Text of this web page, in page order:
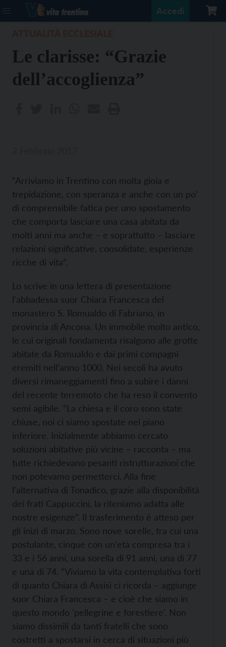
Accedi
Le clarisse: “Grazie
dell’accoglienza”
“Arriviamo in Trentino con molta gioia e
trepidazione, con speranza e anche con un po’
di comprensibile fatica per uno spostamento
che comporta lasciare una casa abitata da
molti anni ma anche – e soprattutto – lasciare
relazioni significative, consolidate, esperienze
ricche di vita”.
Lo scrive in una lettera di presentazione
l'abbadessa suor Chiara Francesca del
monastero S. Romualdo di Fabriano, in
provincia di Ancona. Un immobile molto antico,
le cui originali fondamenta risalgono alle grotte
abitate da Romualdo e dai primi compagni
eremiti nell’anno 1000. Nei secoli ha avuto
diversi rimaneggiamenti fino a subire i danni
del recente terremoto che ha reso il convento
semi agibile. “La chiesa e il coro sono state
chiuse, noi ci siamo spostate nel piano
inferiore. Inizialmente abbiamo cercato
soluzioni abitative più vicine – racconta – ma
tutte richiedevano pesanti ristrutturazioni che
non potevamo permetterci. Alla fine
l'alternativa di Tonadico, grazie alla disponibilità
dei frati Cappuccini, la riteniamo adatta alle
nostre esigenze”. Il trasferimento è atteso per
gli inizi di marzo. Sono nove sorelle, tra cui una
postulante, cinque con un'età compresa tra i
33 e i 56 anni, una sorella di 91 anni, una di 77
e una di 74. “Viviamo la vita contemplativa forti
di quanto Chiara di Assisi ci ricorda – aggiunge
suor Chiara Francesca – e cioè che siamo in
questo mondo 'pellegrine e forestiere'. Non
siamo dissimili da tanti fratelli che sono
costretti a spostarsi in cerca di situazioni più